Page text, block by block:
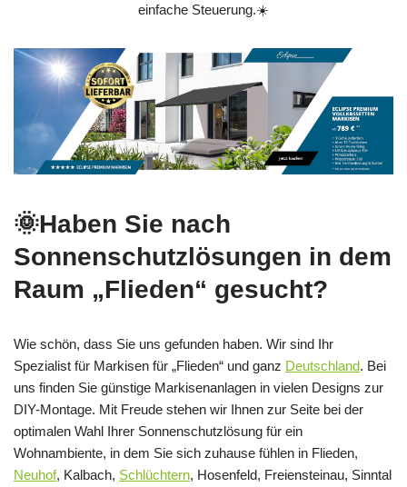
einfache Steuerung.☀️
🌞Haben Sie nach
Sonnenschutzlösungen in dem
Raum „Flieden“ gesucht?
Wie schön, dass Sie uns gefunden haben. Wir sind Ihr
Spezialist für Markisen für „Flieden“ und ganz Deutschland. Bei
uns finden Sie günstige Markisenanlagen in vielen Designs zur
DIY-Montage. Mit Freude stehen wir Ihnen zur Seite bei der
optimalen Wahl Ihrer Sonnenschutzlösung für ein
Wohnambiente, in dem Sie sich zuhause fühlen in Flieden,
Neuhof, Kalbach, Schlüchtern, Hosenfeld, Freiensteinau, Sinntal